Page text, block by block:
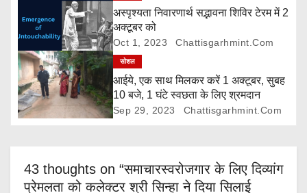
i
o
n
अस्पृश्यता निवारणार्थ सद्भावना शिविर टेरम में 2
अक्टूबर को
Oct 1, 2023 Chattisgarhmint.com
सोशल
आईये, एक साथ मिलकर करें 1 अक्टूबर, सुबह
10 बजे, 1 घंटे स्वछता के लिए श्रमदान
Sep 29, 2023 Chattisgarhmint.com
43 thoughts on “समाचारस्वरोजगार के लिए दिव्यांग
प्रेमलता को कलेक्टर श्री सिन्हा ने दिया सिलाई